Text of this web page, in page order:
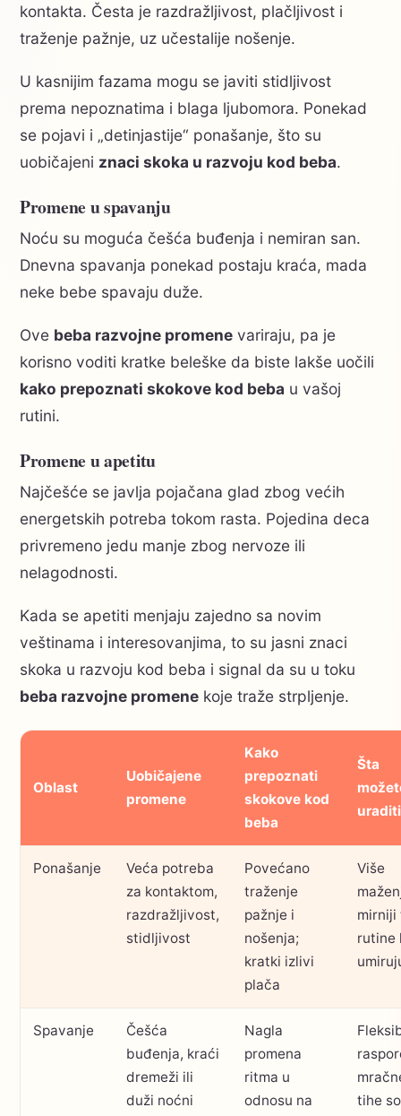
kontakta. Česta je razdražljivost, plačljivost i
traženje pažnje, uz učestalije nošenje.
U kasnijim fazama mogu se javiti stidljivost
prema nepoznatima i blaga ljubomora. Ponekad
se pojavi i „detinjastije“ ponašanje, što su
uobičajeni znaci skoka u razvoju kod beba.
Promene u spavanju
Noću su moguća češća buđenja i nemiran san.
Dnevna spavanja ponekad postaju kraća, mada
neke bebe spavaju duže.
Ove beba razvojne promene variraju, pa je
korisno voditi kratke beleške da biste lakše uočili
kako prepoznati skokove kod beba u vašoj
rutini.
Promene u apetitu
Najčešće se javlja pojačana glad zbog većih
energetskih potreba tokom rasta. Pojedina deca
privremeno jedu manje zbog nervoze ili
nelagodnosti.
Kada se apetiti menjaju zajedno sa novim
veštinama i interesovanjima, to su jasni znaci
skoka u razvoju kod beba i signal da su u toku
beba razvojne promene koje traže strpljenje.
Oblast
Uobičajene
promene
Kako
prepoznati
skokove kod
beba
Šta
uraditi
Ponašanje
Veća potreba
za kontaktom,
razdražljivost,
stidljivost
Povećano
traženje
pažnje i
nošenja;
kratki izlivi
plača
Više
mirniji
rutine
Spavanje
Češća
buđenja, kraći
dremeži ili
duži noćni
Nagla
promena
ritma u
odnosu na
tihe